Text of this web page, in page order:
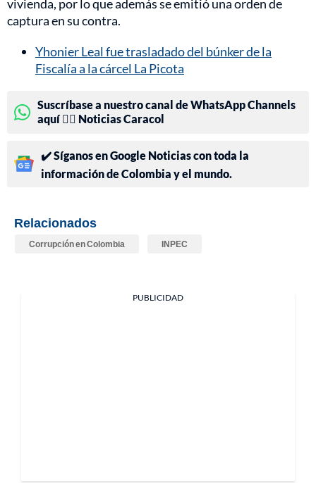
vivienda, por lo que además se emitió una orden de
captura en su contra.
Yhonier Leal fue trasladado del búnker de la
Fiscalía a la cárcel La Picota
Suscríbase a nuestro canal de WhatsApp Channels
aquí 👉🏻 Noticias Caracol
✔️ Síganos en Google Noticias con toda la
información de Colombia y el mundo.
Relacionados
Corrupción en Colombia INPEC
PUBLICIDAD